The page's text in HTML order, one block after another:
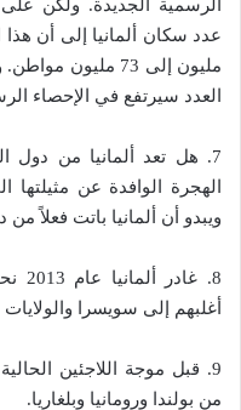
الرسمية الجديدة. ولكن
مليون إلى 73
العدد سيرتفع في الإحصاء
ويبدو أن ألمانيا باتت فعلاً
أغلبهم إلى سويسرا
9. قبل موجة اللاجئين
من بولندا ورومانيا وبلغاريا.